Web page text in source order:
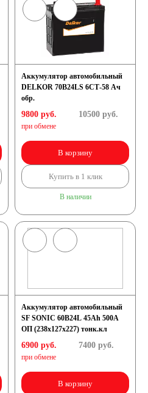
Аккумулятор автомобильный
DELKOR 70B24LS 6СТ-58 Ач
обр.
9800 руб.
при обмене
10500руб.
В корзину
Купить в 1 клик
В наличии
Аккумулятор автомобильный
SF SONIC 60B24L 45Ah 500A
ОП (238x127x227) тонк.кл
6900 руб.
при обмене
7400руб.
В корзину